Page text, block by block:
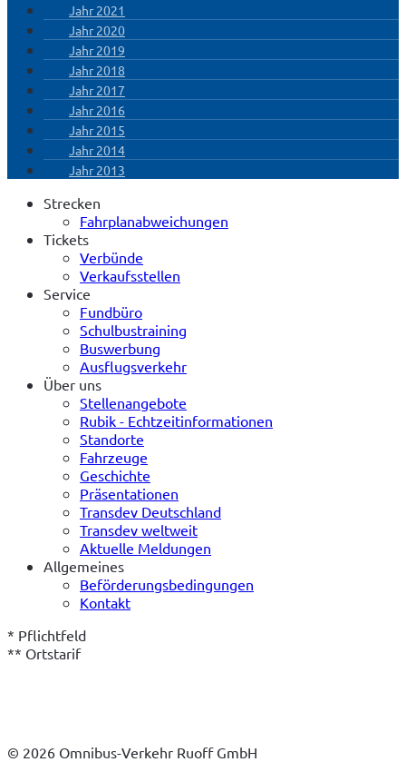
Jahr 2021
Jahr 2020
Jahr 2019
Jahr 2018
Jahr 2017
Jahr 2016
Jahr 2015
Jahr 2014
Jahr 2013
Strecken
Fahrplanabweichungen
Tickets
Verbünde
Verkaufsstellen
Service
Fundbüro
Schulbustraining
Buswerbung
Ausflugsverkehr
Über uns
Stellenangebote
Rubik - Echtzeitinformationen
Standorte
Fahrzeuge
Geschichte
Präsentationen
Transdev Deutschland
Transdev weltweit
Aktuelle Meldungen
Allgemeines
Beförderungsbedingungen
Kontakt
* Pflichtfeld
** Ortstarif
© 2026 Omnibus-Verkehr Ruoff GmbH